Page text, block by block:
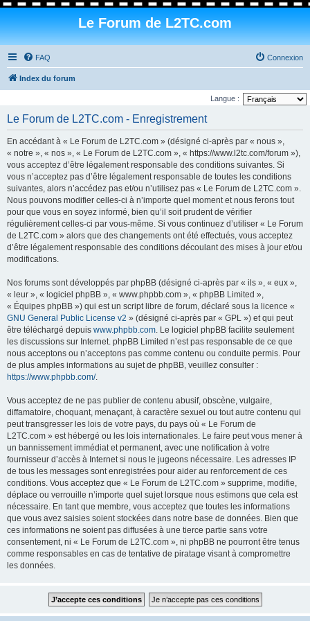
Le Forum de L2TC.com
FAQ Connexion
Index du forum
Langue :
Le Forum de L2TC.com - Enregistrement
En accédant à « Le Forum de L2TC.com » (désigné ci-après par « nous »,
« notre », « nos », « Le Forum de L2TC.com », « https://www.l2tc.com/forum »),
vous acceptez d’être légalement responsable des conditions suivantes. Si
vous n’acceptez pas d’être légalement responsable de toutes les conditions
suivantes, alors n’accédez pas et/ou n’utilisez pas « Le Forum de L2TC.com ».
Nous pouvons modifier celles-ci à n’importe quel moment et nous ferons tout
pour que vous en soyez informé, bien qu’il soit prudent de vérifier
régulièrement celles-ci par vous-même. Si vous continuez d’utiliser « Le Forum
de L2TC.com » alors que des changements ont été effectués, vous acceptez
d’être légalement responsable des conditions découlant des mises à jour et/ou
modifications.
Nos forums sont développés par phpBB (désigné ci-après par « ils », « eux »,
« leur », « logiciel phpBB », « www.phpbb.com », « phpBB Limited »,
« Équipes phpBB ») qui est un script libre de forum, déclaré sous la licence «
GNU General Public License v2 » (désigné ci-après par « GPL ») et qui peut
être téléchargé depuis www.phpbb.com. Le logiciel phpBB facilite seulement
les discussions sur Internet. phpBB Limited n’est pas responsable de ce que
nous acceptons ou n’acceptons pas comme contenu ou conduite permis. Pour
de plus amples informations au sujet de phpBB, veuillez consulter :
https://www.phpbb.com/.
Vous acceptez de ne pas publier de contenu abusif, obscène, vulgaire,
diffamatoire, choquant, menaçant, à caractère sexuel ou tout autre contenu qui
peut transgresser les lois de votre pays, du pays où « Le Forum de
L2TC.com » est hébergé ou les lois internationales. Le faire peut vous mener à
un bannissement immédiat et permanent, avec une notification à votre
fournisseur d’accès à Internet si nous le jugeons nécessaire. Les adresses IP
de tous les messages sont enregistrées pour aider au renforcement de ces
conditions. Vous acceptez que « Le Forum de L2TC.com » supprime, modifie,
déplace ou verrouille n’importe quel sujet lorsque nous estimons que cela est
nécessaire. En tant que membre, vous acceptez que toutes les informations
que vous avez saisies soient stockées dans notre base de données. Bien que
ces informations ne soient pas diffusées à une tierce partie sans votre
consentement, ni « Le Forum de L2TC.com », ni phpBB ne pourront être tenus
comme responsables en cas de tentative de piratage visant à compromettre
les données.